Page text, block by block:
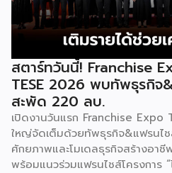
เจ้าของธุรกิจที่ต้องการขยายกิจก
สตาร์ทวันนี้! Franchise
TESE 2026 พบทัพธุรกิจ
สะพัด 220 ลบ.
เปิดงานวันแรก Franchise
ใหญ่จัดเต็มด้วยทัพธุรกิจ&แฟรนไ
ศักยภาพและโมเดลธุรกิจสร้างอาชี
พร้อมแนวร่วมแฟรนไชส์โครงการ